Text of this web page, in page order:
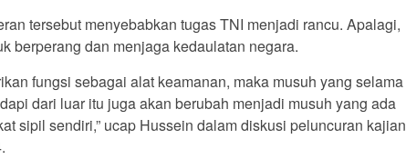
tersebut menyebabkan tugas TNI menjadi rancu. Apalagi,
berperang dan menjaga kedaulatan negara.
fungsi sebagai alat keamanan, maka musuh yang selama
dari luar itu juga akan berubah menjadi musuh yang ada
sipil sendiri,” ucap Hussein dalam diskusi peluncuran kajian